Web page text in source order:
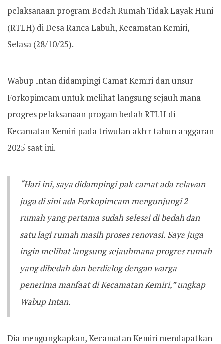
pelaksanaan program Bedah Rumah Tidak Layak Huni
(RTLH) di Desa Ranca Labuh, Kecamatan Kemiri,
Selasa (28/10/25).
Wabup Intan didampingi Camat Kemiri dan unsur
Forkopimcam untuk melihat langsung sejauh mana
progres pelaksanaan progam bedah RTLH di
Kecamatan Kemiri pada triwulan akhir tahun anggaran
2025 saat ini.
“Hari ini, saya didampingi pak camat ada relawan
juga di sini ada Forkopimcam mengunjungi 2
rumah yang pertama sudah selesai di bedah dan
satu lagi rumah masih proses renovasi. Saya juga
ingin melihat langsung sejauhmana progres rumah
yang dibedah dan berdialog dengan warga
penerima manfaat di Kecamatan Kemiri,” ungkap
Wabup Intan.
Dia mengungkapkan, Kecamatan Kemiri mendapatkan